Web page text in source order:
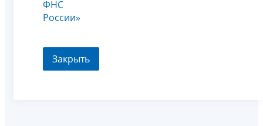
ФНС
России»
Закрыть